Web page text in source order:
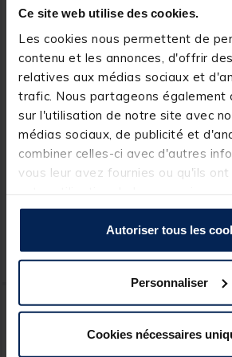
Ce site web utilise des cookies.
Les cookies nous permettent de
contenu et les annonces, d'offrir
relatives aux médias sociaux et
trafic. Nous partageons également
sur l'utilisation de notre site avec
médias sociaux, de publicité et
combiner celles-ci avec d'autres
vous leur avez fournies ou qu'ils
Autoriser tous les
Personnaliser
Cookies nécessaires
JMC
Lunettes polarisantes jmc
clip relevable f2 / polarflite
AMBRE
Ajouter au
Expédition sous 7 jours
JMC
clip
JAUNE
24,99